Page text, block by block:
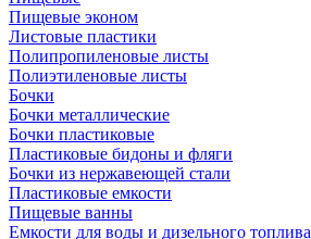
Пищевые эконом
Листовые пластики
Полипропиленовые листы
Полиэтиленовые листы
Бочки
Бочки металлические
Бочки пластиковые
Пластиковые бидоны и фляги
Бочки из нержавеющей стали
Пластиковые емкости
Пищевые ванны
Емкости для воды и дизельного топлива